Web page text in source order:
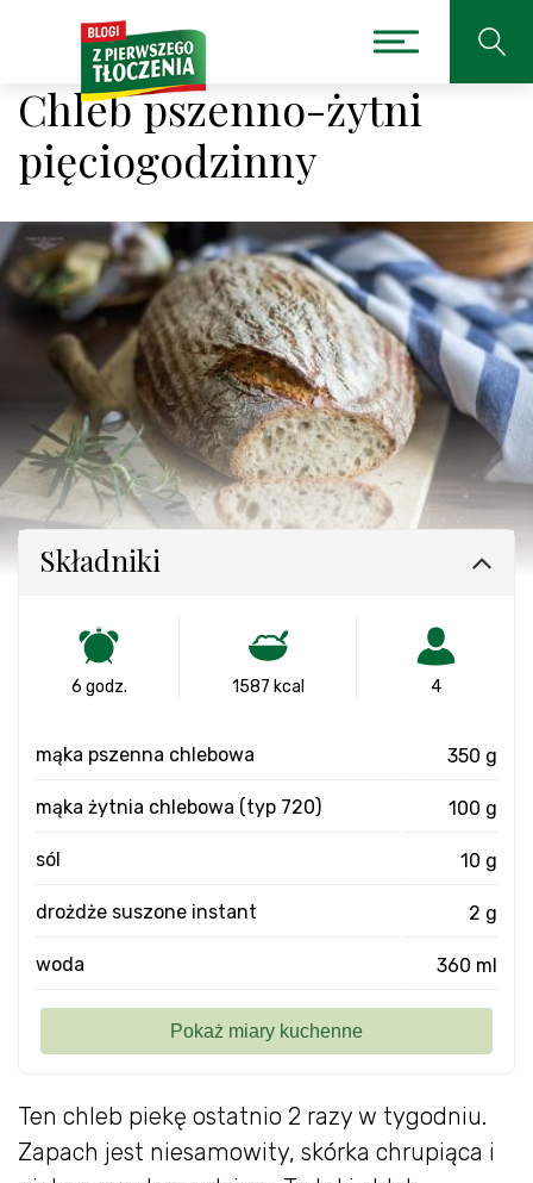
Chleb pszenno-żytni
pięciogodzinny
Ten chleb piekę ostatnio 2 razy w tygodniu.
Zapach jest niesamowity, skórka chrupiąca i
Składniki
6 godz. 1587 kcal 4
mąka pszenna chlebowa 350 g
mąka żytnia chlebowa (typ 720) 100 g
sól 10 g
drożdże suszone instant 2 g
woda 360 ml